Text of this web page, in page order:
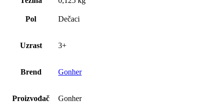
Pol Dečaci
Uzrast 3+
Brend Gonher
Proizvođač Gonher